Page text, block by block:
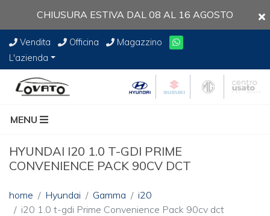
CHIUSURA ESTIVA DAL 08 AL 16 AGOSTO
Vendita Officina
Magazzino
L'azienda
MENU
HYUNDAI I20 1.0 T-GDI PRIME
CONVENIENCE PACK 90CV DCT
home Hyundai Gamma
i20
i20 1.0 t-gdi Prime Convenience Pack 90cv dct